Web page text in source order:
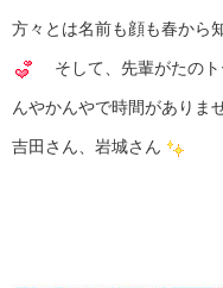
方々とは名前も顔も春から
そして、先輩がたのト
んやかんやで時間があり
吉田さん、岩城さん